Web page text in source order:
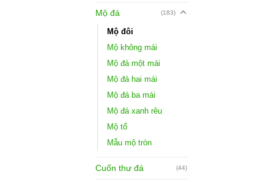
Mộ đá (183)
Mộ đôi
Mộ không mái
Mộ đá một mái
Mộ đá hai mái
Mộ đá ba mái
Mộ đá xanh rêu
Mộ tổ
Mẫu mộ tròn
Cuốn thư đá (44)